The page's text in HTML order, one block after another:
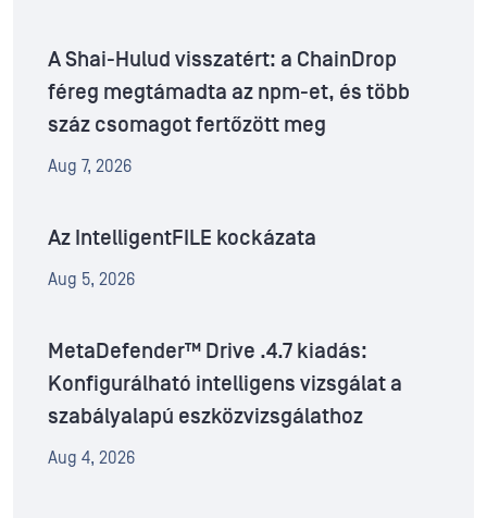
A Shai-Hulud visszatért: a ChainDrop
féreg megtámadta az npm-et, és több
száz csomagot fertőzött meg
Aug 7, 2026
Az IntelligentFILE kockázata
Aug 5, 2026
MetaDefender™ Drive .4.7 kiadás:
Konfigurálható intelligens vizsgálat a
szabályalapú eszközvizsgálathoz
Aug 4, 2026